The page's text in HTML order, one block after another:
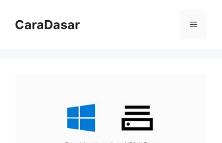
CaraDasar Menu